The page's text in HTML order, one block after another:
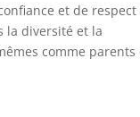
et de respect
la diversité et la
comme parents